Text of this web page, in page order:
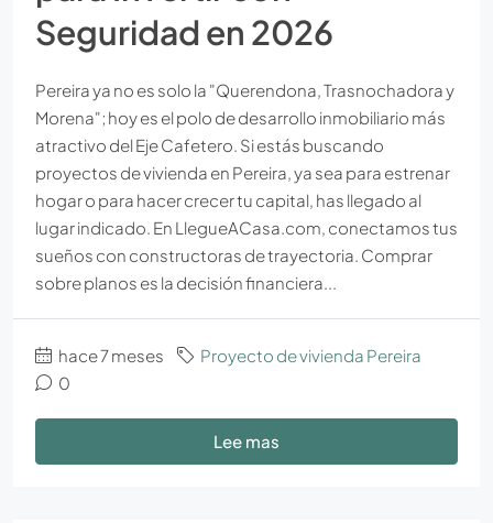
Seguridad en 2026
Pereira ya no es solo la "Querendona, Trasnochadora y
Morena"; hoy es el polo de desarrollo inmobiliario más
atractivo del Eje Cafetero. Si estás buscando
proyectos de vivienda en Pereira, ya sea para estrenar
hogar o para hacer crecer tu capital, has llegado al
lugar indicado. En LlegueACasa.com, conectamos tus
sueños con constructoras de trayectoria. Comprar
sobre planos es la decisión financiera...
hace 7 meses
Proyecto de vivienda Pereira
0
Lee mas